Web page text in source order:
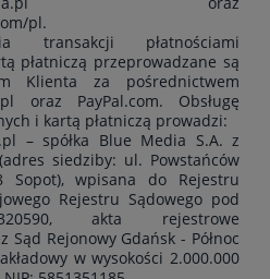
pl.
transakcji płatnościami
płatniczą przeprowadzane są
Klienta za pośrednictwem
oraz PayPal.com. Obsługę
i kartą płatniczą prowadzi:
– spółka Blue Media S.A. z
siedziby: ul. Powstańców
Sopot), wpisana do Rejestru
Rejestru Sądowego pod
akta rejestrowe
Sąd Rejonowy Gdańsk - Północ
w wysokości 2.000.000